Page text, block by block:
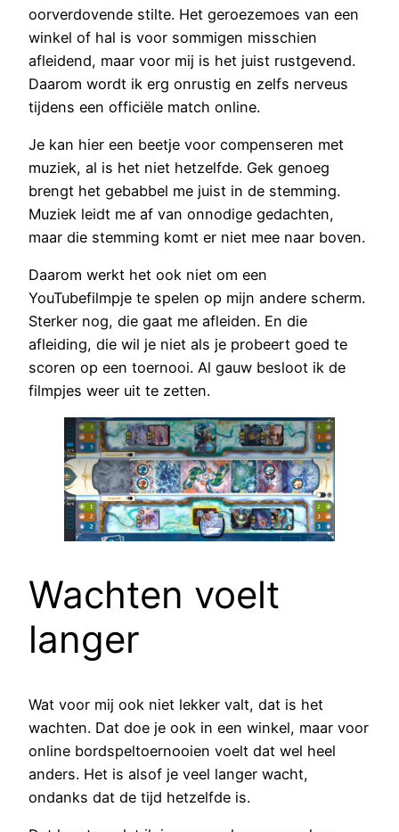
oorverdovende stilte. Het geroezemoes van een
winkel of hal is voor sommigen misschien
afleidend, maar voor mij is het juist rustgevend.
Daarom wordt ik erg onrustig en zelfs nerveus
tijdens een officiële match online.
Je kan hier een beetje voor compenseren met
muziek, al is het niet hetzelfde. Gek genoeg
brengt het gebabbel me juist in de stemming.
Muziek leidt me af van onnodige gedachten,
maar die stemming komt er niet mee naar boven.
Daarom werkt het ook niet om een
YouTubefilmpje te spelen op mijn andere scherm.
Sterker nog, die gaat me afleiden. En die
afleiding, die wil je niet als je probeert goed te
scoren op een toernooi. Al gauw besloot ik de
filmpjes weer uit te zetten.
Wachten voelt
langer
Wat voor mij ook niet lekker valt, dat is het
wachten. Dat doe je ook in een winkel, maar voor
online bordspeltoernooien voelt dat wel heel
anders. Het is alsof je veel langer wacht,
ondanks dat de tijd hetzelfde is.